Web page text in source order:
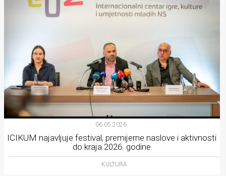
06.05.2026.
ICIKUM najavljuje festival, premijerne naslove i aktivnosti
do kraja 2026. godine
KULTURA